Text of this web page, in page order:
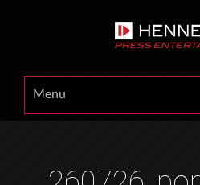
Menu